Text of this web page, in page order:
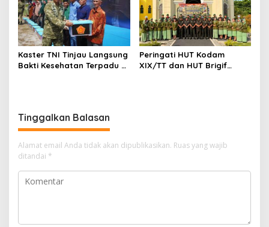
Kunjungan ke Dua Yonif
Teritorial Pembangunan
Kaster TNI Tinjau Langsung
Bakti Kesehatan Terpadu di
Peringati HUT Kodam
XIX/TT dan HUT Brigif
Tinggalkan Balasan
Alamat email Anda tidak akan dipublikasikan. Ruas yang wajib
ditandai *